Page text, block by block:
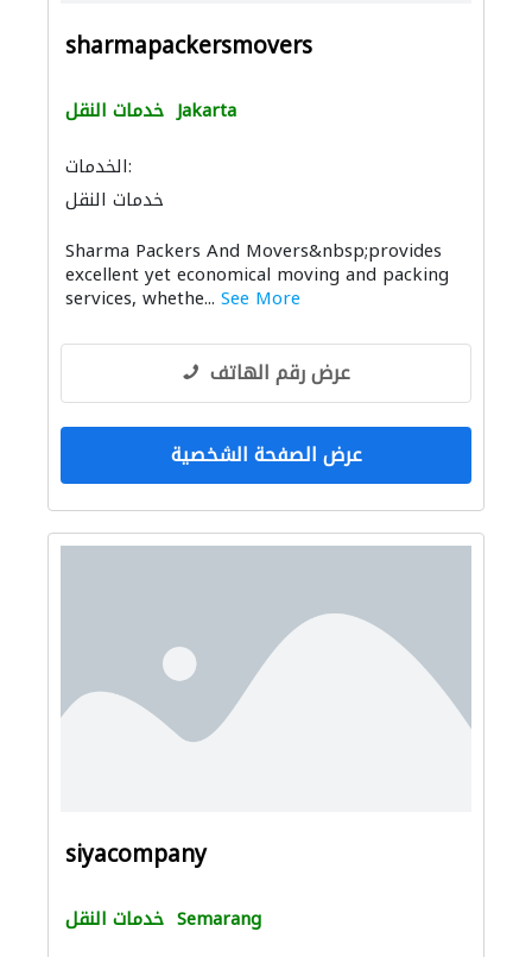
sharmapackersmovers
خدمات النقل Jakarta
الخدمات:
خدمات النقل
Sharma Packers And Movers&nbsp;provides
excellent yet economical moving and packing
services, whethe... See More
عرض رقم الهاتف
عرض الصفحة الشخصية
siyacompany
خدمات النقل Semarang